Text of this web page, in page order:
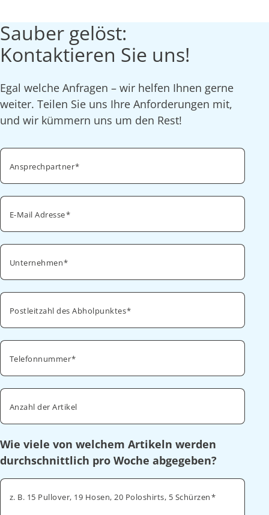
Sauber gelöst:
Kontaktieren Sie uns!
Egal welche Anfragen – wir helfen Ihnen gerne
weiter. Teilen Sie uns Ihre Anforderungen mit,
und wir kümmern uns um den Rest!
Ansprechpartner
E-Mail Adresse
Unternehmen
Postleitzahl des Abholpunktes
Telefonnummer
Anzahl der Artikel
Wie viele von welchem Artikeln werden
durchschnittlich pro Woche abgegeben?
z. B. 15 Pullover, 19 Hosen, 20 Poloshirts, 5 Schürzen